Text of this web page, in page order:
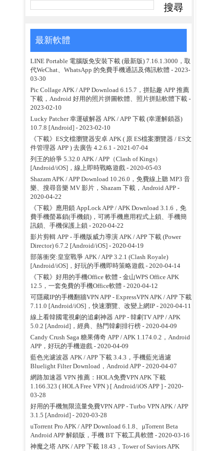
最新軟體
LINE Portable 電腦版免安裝下載 (最新版) 7.16.1.3000，取
代WeChat、WhatsApp 的免費手機通話及傳訊軟體 - 2023-
03-30
Pic Collage APK / APP Download 6.15.7，拼貼趣 APP 推薦
下載，Android 好用的照片拼圖軟體、照片拼貼軟體下載-
2023-02-10
Lucky Patcher 幸運破解器 APK / APP 下載 (幸運解鎖器)
10.7.8 [Android] - 2023-02-10
《下載》ES文檔瀏覽器安卓 APK ( 原 ES檔案瀏覽器 / ES文
件管理器 APP ) 去廣告 4.2.6.1 - 2021-07-04
列王的紛爭 5.32.0 APK / APP（Clash of Kings）
[Android/iOS]，線上即時戰略遊戲- 2020-05-03
Shazam APK / APP Download 10.26.0，免費線上聽 MP3 音
樂、搜尋音樂 MV 影片，Shazam 下載，Android APP-
2020-04-22
《下載》應用鎖 AppLock APP / APK Download 3.1.6，免
費手機螢幕鎖(手機鎖)，可將手機應用程式上鎖、手機簡
訊鎖、手機保護上鎖 - 2020-04-22
影片剪輯 APP - 手機版威力導演 APK / APP 下載 (Power
Director) 6.7.2 [Android/iOS]- 2020-04-19
部落衝突:皇室戰爭 APK / APP 3.2.1 (Clash Royale)
[Android/iOS]，好玩的手機即時策略遊戲- 2020-04-14
《下載》好用的手機Office 軟體 - 金山WPS Office APK
12.5，一套免費的手機Office軟體 - 2020-04-12
可隱藏IP的手機翻牆VPN APP - ExpressVPN APK / APP 下載
7.11.0 [Android/iOS]，快速瀏覽、改變上網IP- 2020-04-11
線上看韓國電視劇的追劇神器 APP - 韓劇TV APP / APK
5.0.2 [Android]，經典、熱門韓劇排行榜- 2020-04-09
Candy Crush Saga 糖果傳奇 APP / APK 1.174.0.2，Android
APP，好玩的手機遊戲- 2020-04-09
藍色光濾波器 APK / APP 下載 3.4.3，手機藍光過濾
Bluelight Filter Download，Android APP- 2020-04-07
網路加速器 VPN 推薦：HOLA免费VPN APK 下載
1.166.323 ( HOLA Free VPN ) [ Android/iOS APP ]- 2020-
03-28
好用的手機無限流量免費VPN APP - Turbo VPN APK / APP
3.1.5 [Android]- 2020-03-28
uTorrent Pro APK / APP Download 6.1.8、µTorrent Beta
Android APP 解鎖版，手機 BT 下載工具軟體 - 2020-03-16
神魔之塔 APK / APP 下載 18.43，Tower of Saviors APK